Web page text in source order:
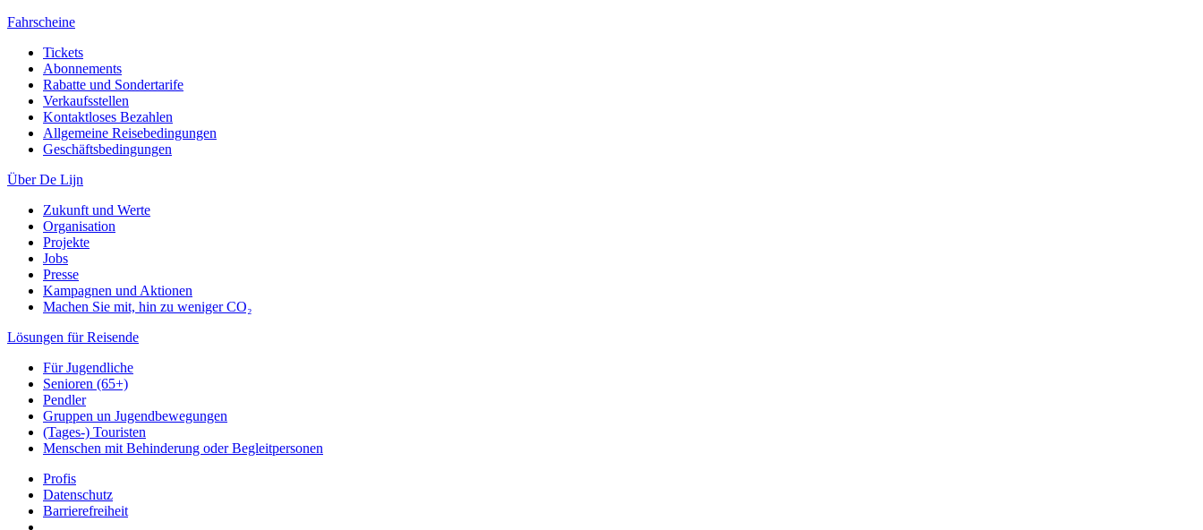
Fahrscheine
Tickets
Abonnements
Rabatte und Sondertarife
Verkaufsstellen
Kontaktloses Bezahlen
Allgemeine Reisebedingungen
Geschäftsbedingungen
Über De Lijn
Zukunft und Werte
Organisation
Projekte
Jobs
Presse
Kampagnen und Aktionen
Machen Sie mit, hin zu weniger CO₂
Lösungen für Reisende
Für Jugendliche
Senioren (65+)
Pendler
Gruppen un Jugendbewegungen
(Tages-) Touristen
Menschen mit Behinderung oder Begleitpersonen
Profis
Datenschutz
Barrierefreiheit